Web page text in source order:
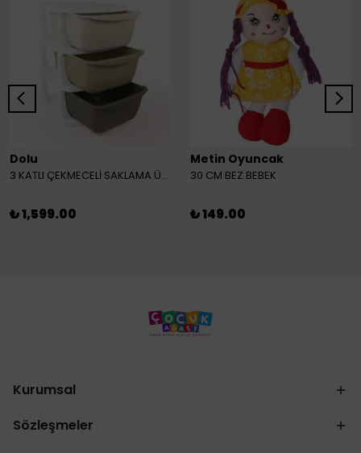
Dolu
3 KATLI ÇEKMECELİ SAKLAMA ÜNİTESİ
₺ 1,599.00
Metin Oyuncak
30 CM BEZ BEBEK
₺ 149.00
Kurumsal
Sözleşmeler